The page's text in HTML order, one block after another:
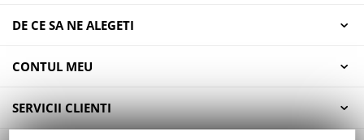
DE CE SA NE ALEGETI
CONTUL MEU
SERVICII CLIENTI